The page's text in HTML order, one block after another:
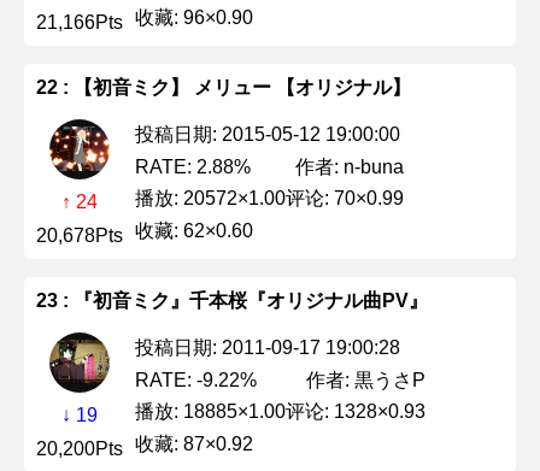
21,166Pts 收藏: 96×0.90
22 : 【初音ミク】 メリュー 【オリジナル】
↑ 24
20,678Pts
投稿日期: 2015-05-12 19:00:00
RATE: 2.88%
作者: n-buna
播放: 20572×1.00评论: 70×0.99
收藏: 62×0.60
23 : 『初音ミク』千本桜『オリジナル曲PV』
↓ 19
20,200Pts
投稿日期: 2011-09-17 19:00:28
RATE: -9.22%
作者: 黒うさP
播放: 18885×1.00评论: 1328×0.93
收藏: 87×0.92